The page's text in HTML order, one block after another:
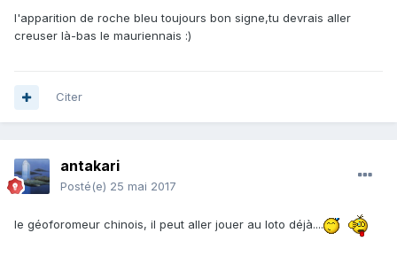
l'apparition de roche bleu toujours bon signe,tu devrais aller
creuser là-bas le mauriennais :)
Citer
antakari
Posté(e) 25 mai 2017
le géoforomeur chinois, il peut aller jouer au loto déjà....